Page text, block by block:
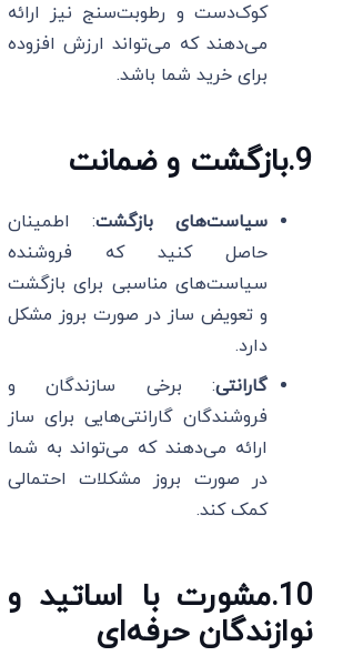
کوک‌دست و رطوبت‌سنج نیز ارائه
می‌دهند که می‌تواند ارزش افزوده
برای خرید شما باشد.
9
.بازگشت و ضمانت
سیاست‌های بازگشت: اطمینان
حاصل کنید که فروشنده
سیاست‌های مناسبی برای بازگشت
و تعویض ساز در صورت بروز مشکل
دارد.
گارانتی: برخی سازندگان و
فروشندگان گارانتی‌هایی برای ساز
ارائه می‌دهند که می‌تواند به شما
در صورت بروز مشکلات احتمالی
کمک کند.
10
.مشورت با اساتید و
نوازندگان حرفه‌ای